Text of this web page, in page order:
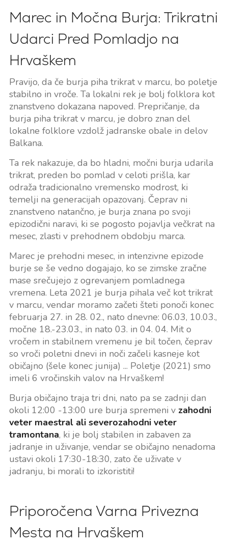
Marec in Močna Burja: Trikratni
Udarci Pred Pomladjo na
Hrvaškem
Pravijo, da če burja piha trikrat v marcu, bo poletje
stabilno in vroče. Ta lokalni rek je bolj folklora kot
znanstveno dokazana napoved. Prepričanje, da
burja piha trikrat v marcu, je dobro znan del
lokalne folklore vzdolž jadranske obale in delov
Balkana.
Ta rek nakazuje, da bo hladni, močni burja udarila
trikrat, preden bo pomlad v celoti prišla, kar
odraža tradicionalno vremensko modrost, ki
temelji na generacijah opazovanj. Čeprav ni
znanstveno natančno, je burja znana po svoji
epizodični naravi, ki se pogosto pojavlja večkrat na
mesec, zlasti v prehodnem obdobju marca.
Marec je prehodni mesec, in intenzivne epizode
burje se še vedno dogajajo, ko se zimske zračne
mase srečujejo z ogrevanjem pomladnega
vremena. Leta 2021 je burja pihala več kot trikrat
v marcu, vendar moramo začeti šteti ponoči konec
februarja 27. in 28. 02., nato dnevne: 06.03, 10.03.,
močne 18.-23.03., in nato 03. in 04. 04. Mit o
vročem in stabilnem vremenu je bil točen, čeprav
so vroči poletni dnevi in noči začeli kasneje kot
običajno (šele konec junija) ... Poletje (2021) smo
imeli 6 vročinskih valov na Hrvaškem!
Burja običajno traja tri dni, nato pa se zadnji dan
okoli 12:00 -13:00 ure burja spremeni v zahodni
veter maestral ali severozahodni veter
tramontana, ki je bolj stabilen in zabaven za
jadranje in uživanje, vendar se običajno nenadoma
ustavi okoli 17:30-18:30, zato če uživate v
jadranju, bi morali to izkoristiti!
Priporočena Varna Privezna
Mesta na Hrvaškem